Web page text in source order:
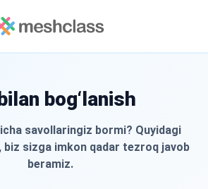
bog‘lanish
savollaringiz bormi? Quyidagi
biz sizga imkon qadar tezroq javob
beramiz.